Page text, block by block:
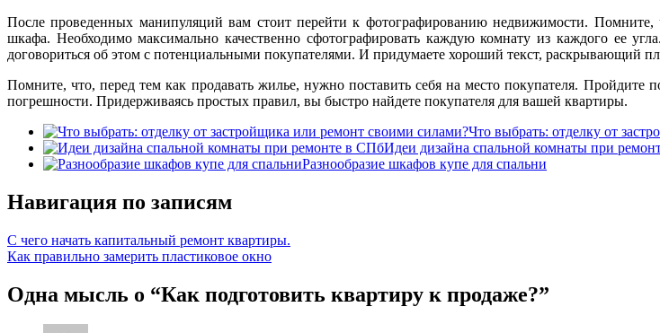
После проведенных манипуляций вам стоит перейти к фотографированию недвижимости.
шкафа. Необходимо максимально качественно сфотографировать каждую комнату из каждого ее
договориться об этом с потенциальными покупателями. И придумаете хороший текст,
Помните, что, перед тем как продавать жилье, нужно поставить себя на место покупателя. Пройдите
погрешности. Придерживаясь простых правил, вы быстро найдете покупателя для вашей квартиры.
Что выбрать: отделку от
Идеи дизайна спальной комнаты при
Разнообразие шкафов купе для спальни
Навигация по записям
С чего начать капитальный ремонт квартиры.
Как правильно замерить пластиковое окно
Одна мысль о “Как подготовить квартиру к продаже?”